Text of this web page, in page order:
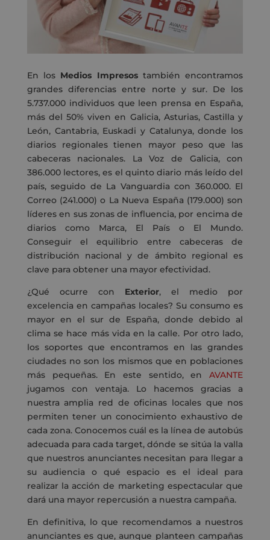
En los Medios Impresostambién encontramos
grandes diferencias entre norte y sur. De los
5.737.000 individuos que leen prensa en España,
más del 50% viven en Galicia, Asturias, Castilla y
León, Cantabria, Euskadi y Catalunya, donde los
diarios regionales tienen mayor peso que las
cabeceras nacionales. La Voz de Galicia, con
386.000 lectores, es el quinto diario más leído del
país, seguido de La Vanguardia con 360.000. El
Correo (241.000) o La Nueva España (179.000) son
líderes en sus zonas de influencia, por encima de
diarios como Marca, El País o El Mundo.
Conseguir el equilibrio entre cabeceras de
distribución nacional y de ámbito regional es
clave para obtener una mayor efectividad.
¿Qué ocurre con Exterior, el medio por
excelencia en campañas locales? Su consumo es
mayor en el sur de España, donde debido al
clima se hace más vida en la calle. Por otro lado,
los soportes que encontramos en las grandes
ciudades no son los mismos que en poblaciones
más pequeñas. En este sentido, enAVANTE
jugamos con ventaja. Lo hacemos gracias a
nuestra amplia red de oficinas locales que nos
permiten tener un conocimiento exhaustivo de
cada zona. Conocemos cuál es la línea de autobús
adecuada para cada target, dónde se sitúa la valla
que nuestros anunciantes necesitan para llegar a
su audiencia o qué espacio es el ideal para
realizar la acción de marketing espectacular que
dará una mayor repercusión a nuestra campaña.
En definitiva, lo que recomendamos a nuestros
anunciantes es que, aunque planteen campañas